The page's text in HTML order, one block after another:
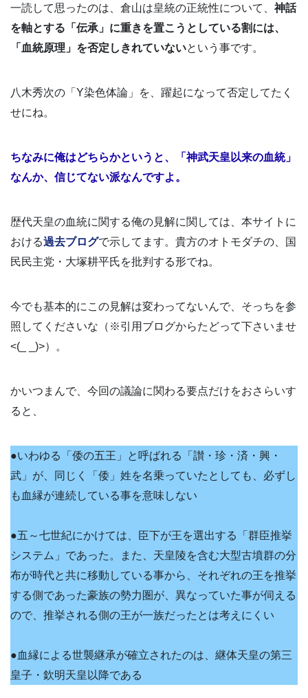
一読して思ったのは、倉山は皇統の正統性について、 神話
を軸とする「伝承」に重きを置こうとしている割には、
「血統原理」を否定しきれていないという事です。
八木秀次の「Y染色体論」を、躍起になって否定してたく
せにね。
ちなみに俺はどちらかというと、「神武天皇以来の血統」
なんか、信じてない派なんですよ。
歴代天皇の血統に関する俺の見解に関しては、本サイトに
おける過去ブログで示してます。貴方のオトモダチの、国
民民主党・大塚耕平氏を批判する形でね。
今でも基本的にこの見解は変わってないんで、そっちを参
照してくださいな（※引用ブログからたどって下さいませ
<(_ _)>）。
かいつまんで、今回の議論に関わる要点だけをおさらいす
ると、
●いわゆる「倭の五王」と呼ばれる「讃・珍・済・興・
武」が、同じく「倭」姓を名乗っていたとしても、必ずし
も血縁が連続している事を意味しない
●五～七世紀にかけては、臣下が王を選出する「群臣推挙
システム」であった。また、天皇陵を含む大型古墳群の分
布が時代と共に移動している事から、それぞれの王を推挙
する側であった豪族の勢力圏が、異なっていた事が伺える
ので、推挙される側の王が一族だったとは考えにくい
●血縁による世襲継承が確立されたのは、継体天皇の第三
皇子・欽明天皇以降である